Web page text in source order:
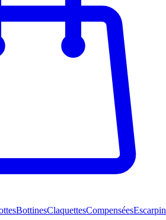
BottinesClaquettesCompensées